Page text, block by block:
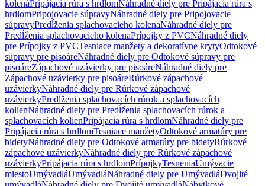
kolenáPripájacia rúra s hrdlomNáhradné diely pre Pripájacia rúra s
hrdlomPripojovacie súpravyNáhradné diely pre Pripojovacie
súpravyPredĺženia splachovacieho kolenaNáhradné diely pre
Predĺženia splachovacieho kolenaPrípojky z PVCNáhradné diely
pre Prípojky z PVCTesniace manžety a dekoratívne krytyOdtokové
súpravy pre pisoáreNáhradné diely pre Odtokové súpravy pre
pisoáreZápachové uzávierky pre pisoáreNáhradné diely pre
Zápachové uzávierky pre pisoáreRúrkové zápachové
uzávierkyNáhradné diely pre Rúrkové zápachové
uzávierkyPredĺženia splachovacích rúrok a splachovacích
kolienNáhradné diely pre Predĺženia splachovacích rúrok a
splachovacích kolienPripájacia rúra s hrdlomNáhradné diely pre
Pripájacia rúra s hrdlomTesniace manžetyOdtokové armatúry pre
bidetyNáhradné diely pre Odtokové armatúry pre bidetyRúrkové
zápachové uzávierkyNáhradné diely pre Rúrkové zápachové
uzávierkyPripájacia rúra s hrdlomPrípojkyTesneniaUmývacie
miestoUmývadláUmývadláNáhradné diely pre UmývadláDvojité